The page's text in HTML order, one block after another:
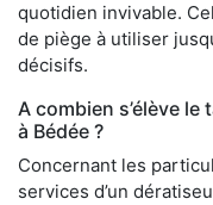
quotidien invivable.
de piège à utiliser
décisifs.
A combien s’élève
à Bédée ?
Concernant les
services d’un